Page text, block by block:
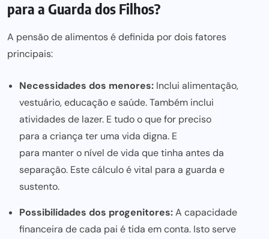
para a Guarda dos Filhos?
A pensão de alimentosé definida por dois fatores
principais:
Necessidades dos menores: Inclui alimentação,
vestuário, educação e saúde. Também inclui
atividades de lazer. E tudo o que for preciso
para a criança ter uma vida digna. E
para manter o nível de vida que tinha antes da
separação. Este cálculo é vital para a guarda e
sustento.
Possibilidades dos progenitores:A capacidade
financeira de cada pai é tida em conta. Isto serve